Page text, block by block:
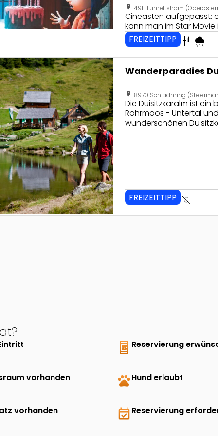
location_on 4911 Tumeltsham
Cineasten aufgepasst:
kann man im Star Movie
FREIZEITTIPP
restaurant rainy
von Wanderparadies Duisitzkarsee - Fahrlechhütte
Wanderparadies
location_on 8970 Schladming
Die Duisitzkaralm ist ein
Rohrmoos - Untertal
wunderschönen
FREIZEITTIPP money_off
book_online Reservierung
vorhanden petsHund erlaubt
vorhanden event_availableReservierung